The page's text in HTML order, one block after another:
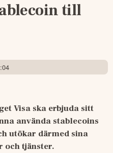
till
Visa ska erbjuda sitt
använda stablecoins
utökar därmed sina
tjänster.